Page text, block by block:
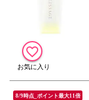
8/9時点_ポイント最大11倍